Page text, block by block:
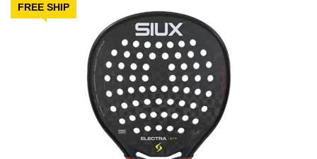
FREE SHIP